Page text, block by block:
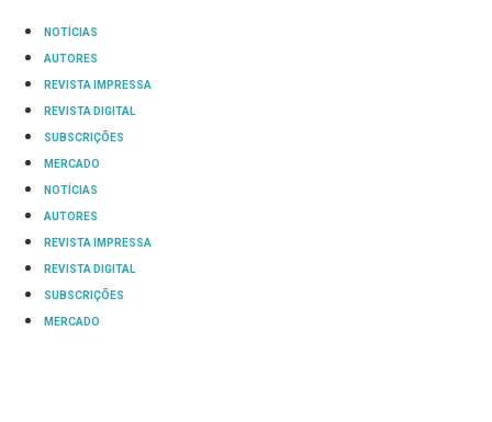
NOTÍCIAS
AUTORES
REVISTA IMPRESSA
REVISTA DIGITAL
SUBSCRIÇÕES
MERCADO
NOTÍCIAS
AUTORES
REVISTA IMPRESSA
REVISTA DIGITAL
SUBSCRIÇÕES
MERCADO